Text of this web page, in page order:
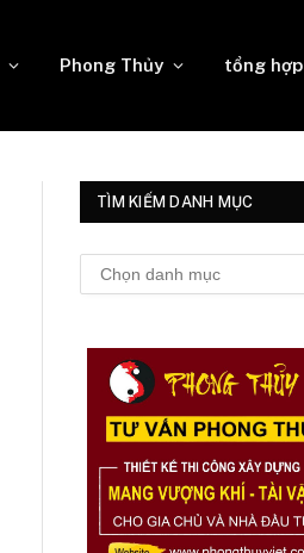
Phong Thủy tổng hợp
TÌM KIẾM DANH MỤC
Tìm
kiếm